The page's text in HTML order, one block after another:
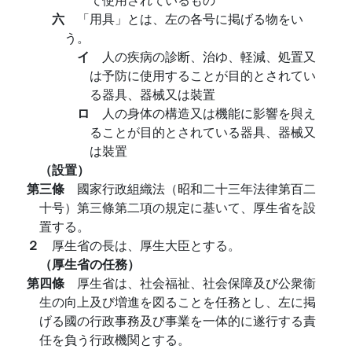
六
「用具」とは、左の各号に掲げる物をい
う。
イ 人の疾病の診断、治ゆ、軽減、処置又
は予防に使用することが目的とされてい
る器具、器械又は裝置
ロ 人の身体の構造又は機能に影響を與え
ることが目的とされている器具、器械又
は裝置
（設置）
第三條 國家行政組織法（昭和二十三年法律第百二
十号）第三條第二項の規定に基いて、厚生省を設
置する。
２ 厚生省の長は、厚生大臣とする。
（厚生省の任務）
第四條 厚生省は、社会福祉、社会保障及び公衆衞
生の向上及び増進を図ることを任務とし、左に掲
げる國の行政事務及び事業を一体的に遂行する責
任を負う行政機関とする。